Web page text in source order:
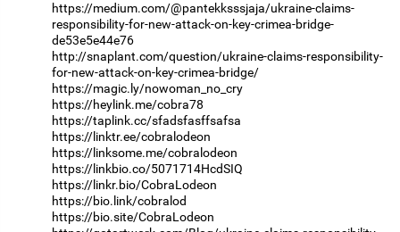
https://medium.com/@pantekksssjaja/ukraine-claims-
responsibility-for-new-attack-on-key-crimea-bridge-
de53e5e44e76
http://snaplant.com/question/ukraine-claims-responsibility-
for-new-attack-on-key-crimea-bridge/
https://magic.ly/nowoman_no_cry
https://heylink.me/cobra78
https://taplink.cc/sfadsfasffsafsa
https://linktr.ee/cobralodeon
https://linksome.me/cobralodeon
https://linkbio.co/5071714HcdSIQ
https://linkr.bio/CobraLodeon
https://bio.link/cobralod
https://bio.site/CobraLodeon